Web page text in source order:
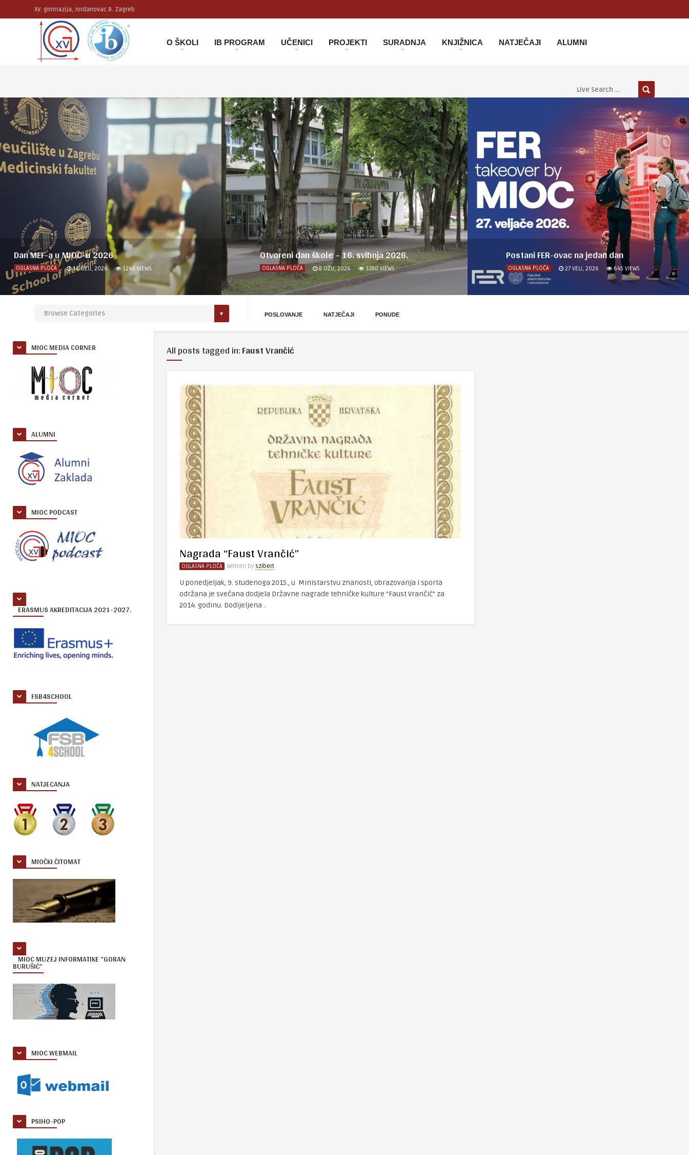
XV. gimnazija, Jordanovac 8. Zagreb
O ŠKOLI IB PROGRAM UČENICI PROJEKTI SURADNJA KNJIŽNICA NATJEČAJI ALUMNI
Dan MEF-a u MIOC-u 2026
OGLASNA PLOČA 14 OŽU, 2026 1246 VIEWS
Otvoreni dan škole – 16. svibnja 2026.
OGLASNA PLOČA 8 OŽU, 2026 3280 VIEWS
Postani FER-ovac na jedan dan
OGLASNA PLOČA 27 VELJ, 2026 645 VIEWS
POSLOVANJE NATJEČAJI PONUDE
MIOC MEDIA CORNER
ALUMNI
MIOC PODCAST
ERASMUS AKREDITACIJA 2021-2027.
FSB4SCHOOL
NATJECANJA
MIOČKI ČITOMAT
MIOC MUZEJ INFORMATIKE “GORAN
BURUŠIĆ”
MIOC WEBMAIL
PSIHO-POP
All posts tagged in:Faust Vrančić
Nagrada “Faust Vrančić”
OGLASNA PLOČA Written by szibert
U ponedjeljak, 9. studenoga 2015., u Ministarstvu znanosti, obrazovanja i sporta
održana je svečana dodjela Državne nagrade tehničke kulture “Faust Vrančić” za
2014. godinu. Dodijeljena ..